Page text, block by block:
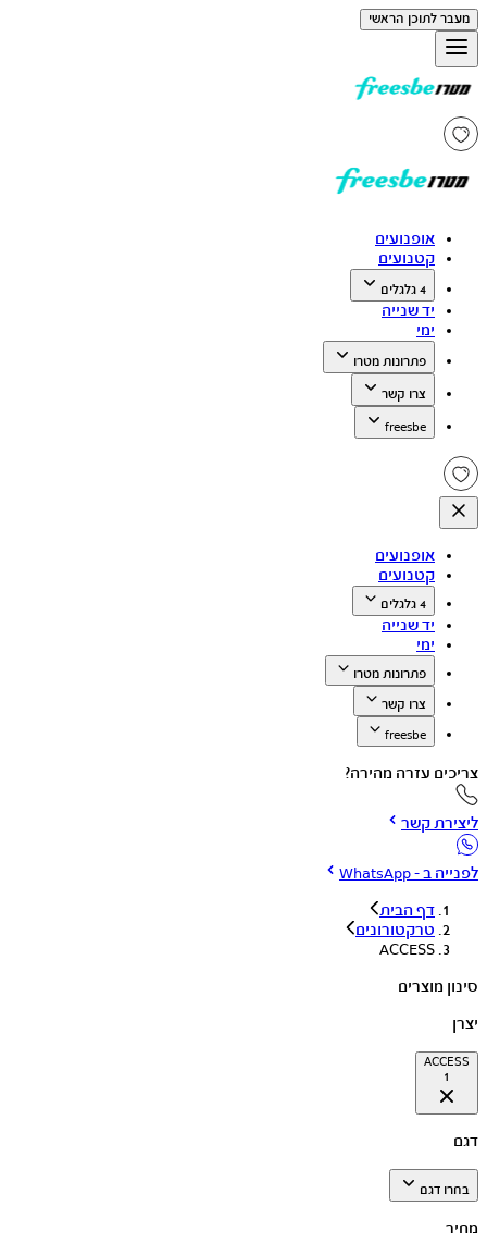
מעבר לתוכן הראשי
אופנועים
קטנועים
4 גלגלים
יד שנייה
ימי
פתרונות מטרו
צרו קשר
freesbe
אופנועים
קטנועים
4 גלגלים
יד שנייה
ימי
פתרונות מטרו
צרו קשר
freesbe
צריכים עזרה מהירה?
ליצירת קשר
לפנייה ב - WhatsApp
דף הבית
טרקטורונים
ACCESS
סינון מוצרים
יצרן
ACCESS
1
דגם
בחרו דגם
מחיר